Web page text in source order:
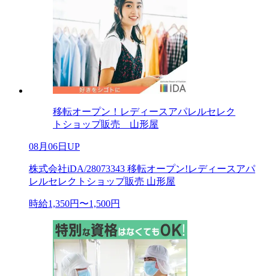
移転オープン！レディースアパレルセレク
トショップ販売 山形屋
08月06日UP
株式会社iDA/28073343 移転オープン!レディースアパ
レルセレクトショップ販売 山形屋
時給1,350円〜1,500円